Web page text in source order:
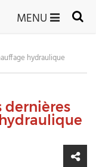
dernières
MENU
hydraulique